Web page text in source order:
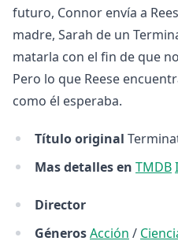
futuro, Connor envía a
madre, Sarah de un
matarla con el fin de que
Pero lo que Reese
como él esperaba.
Título original
Mas detalles en TMDB
Director
GénerosAcción /